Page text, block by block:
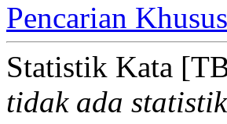
Pencarian Khusus
Statistik Kata
tidak ada